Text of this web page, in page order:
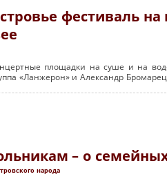
фестиваль на
площадки на суше и на
«Ланжерон» и Александр
– о
народа